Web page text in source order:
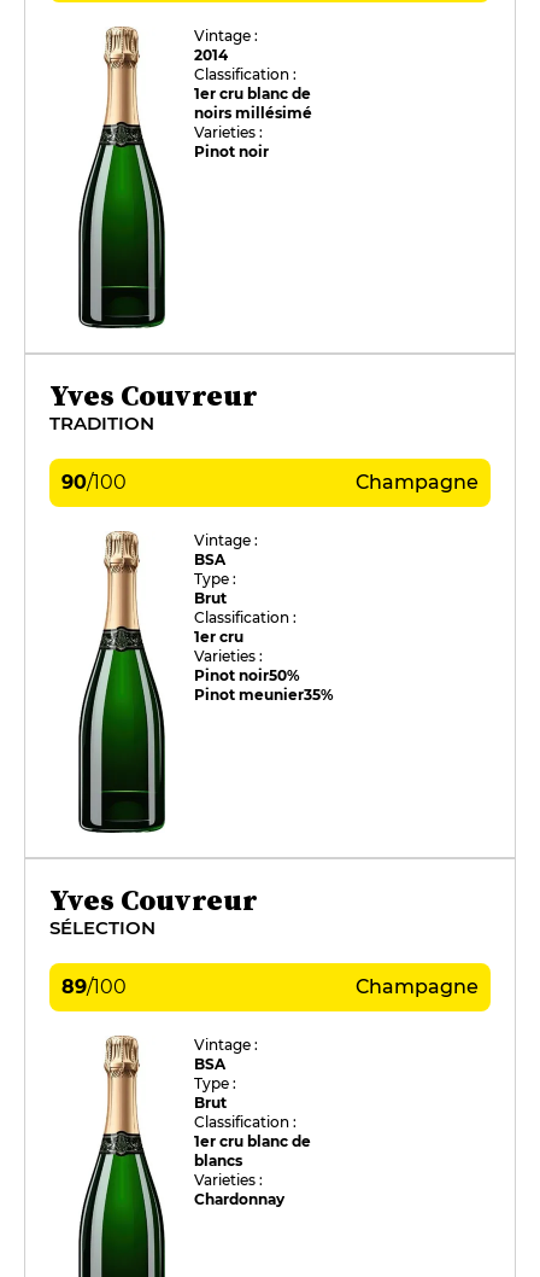
Vintage :
2014
Classification :
1er cru blanc de
noirs millésimé
Varieties :
Pinot noir
Yves Couvreur
TRADITION
90/100 Champagne
Vintage :
BSA
Type :
Brut
Classification :
1er cru
Varieties :
Pinot noir50%
Pinot meunier35%
Yves Couvreur
SÉLECTION
89/100 Champagne
Vintage :
BSA
Type :
Brut
Classification :
1er cru blanc de
blancs
Varieties :
Chardonnay